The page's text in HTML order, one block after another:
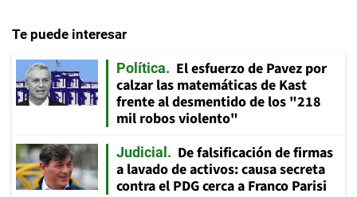
Te puede interesar
Política
El esfuerzo de Pavez por
calzar las matemáticas de Kast
frente al desmentido de los "218
mil robos violento"
Judicial
De falsificación de firmas
a lavado de activos: causa secreta
contra el PDG cerca a Franco Parisi